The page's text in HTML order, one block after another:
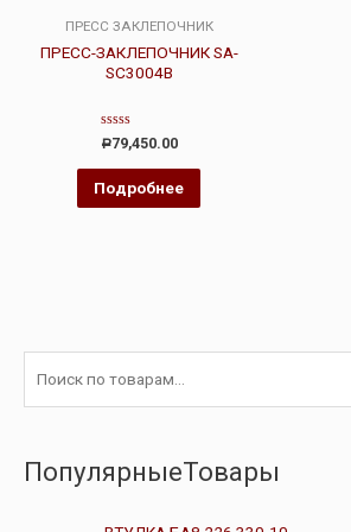
ПРЕСС ЗАКЛЕПОЧНИК
ПРЕСС-ЗАКЛЕПОЧНИК SA-
SC3004B
Оценка
0
из
Р79,450.00
Подробнее
ПопулярныеТовары